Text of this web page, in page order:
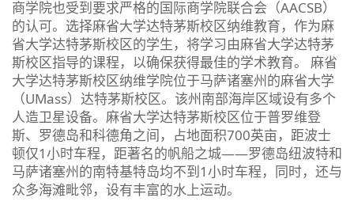
商学院也受到要求严格的国际商学院联合会（AACSB）
的认可。选择麻省大学达特茅斯校区纳维教育，作为麻
省大学达特茅斯校区的学生，将学习由麻省大学达特茅
斯校区指导的课程，以确保获得最佳的学术教育。 麻省
大学达特茅斯校区纳维学院位于马萨诸塞州的麻省大学
（UMass）达特茅斯校区。该州南部海岸区域设有多个
人造卫星设备。麻省大学达特茅斯校区位于普罗维登
斯、罗德岛和科德角之间，占地面积700英亩，距波士
顿仅1小时车程，距著名的帆船之城——罗德岛纽波特和
马萨诸塞州的南特基特岛均不到1小时车程，同时，还与
众多海滩毗邻，设有丰富的水上运动。